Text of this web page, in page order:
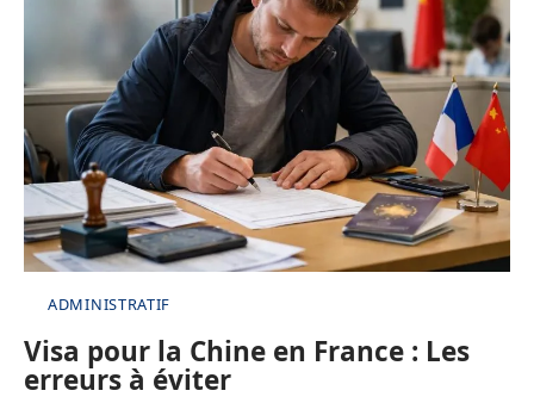
ADMINISTRATIF
Visa pour la Chine en France : Les
erreurs à éviter